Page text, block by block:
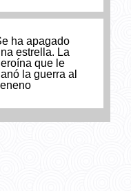
ha apagado
estrella. La
que le
la guerra al